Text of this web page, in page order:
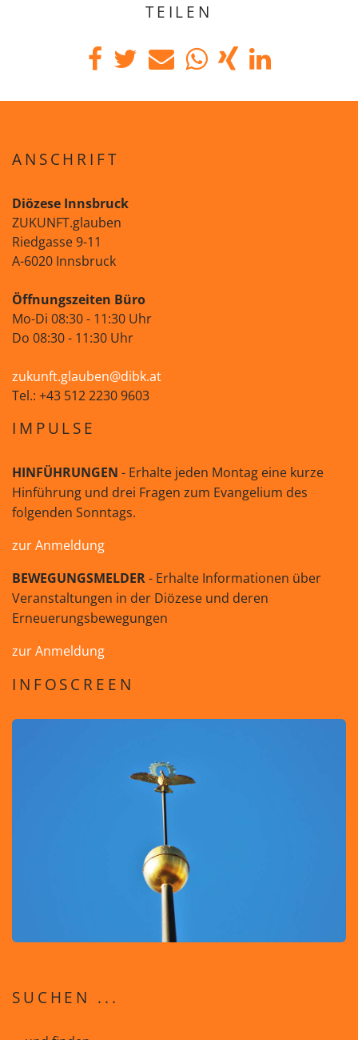
TEILEN
ANSCHRIFT
Diözese Innsbruck
ZUKUNFT.glauben
Riedgasse 9-11
A-6020 Innsbruck
Öffnungszeiten Büro
Mo-Di 08:30 - 11:30 Uhr
Do 08:30 - 11:30 Uhr
zukunft.glauben@dibk.at
Tel.: +43 512 2230 9603
IMPULSE
HINFÜHRUNGEN - Erhalte jeden Montag eine kurze
Hinführung und drei Fragen zum Evangelium des
folgenden Sonntags.
zur Anmeldung
BEWEGUNGSMELDER- Erhalte Informationen über
Veranstaltungen in der Diözese und deren
Erneuerungsbewegungen
zur Anmeldung
INFOSCREEN
SUCHEN ...